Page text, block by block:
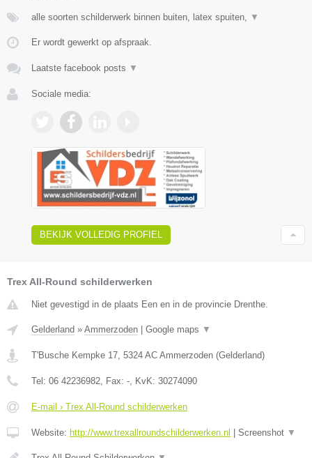
alle soorten schilderwerk binnen buiten, latex spuiten, ▼
Er wordt gewerkt op afspraak.
Laatste facebook posts ▼
Sociale media:
BEKIJK VOLLEDIG PROFIEL
Trex All-Round schilderwerken
Niet gevestigd in de plaats Een en in de provincie Drenthe.
Gelderland » Ammerzoden Google maps ▼
T'Busche Kempke 17 5324 AC Ammerzoden (Gelderland)
Tel: 06 42236982 , Fax: - , KvK: 30274090
E-mail › Trex All-Round schilderwerken
Website: http://www.trexallroundschilderwerken.nl Screenshot ▼